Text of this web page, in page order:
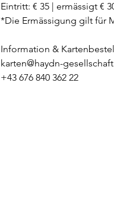
Eintritt: € 35 | ermässigt €
*Die Ermässigung gilt für
Information &
karten@haydn-
+43 676 840 362 22